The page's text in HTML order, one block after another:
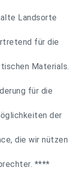
alte Landsorte
für die
Materials.
für die
der
die wir nützen
****